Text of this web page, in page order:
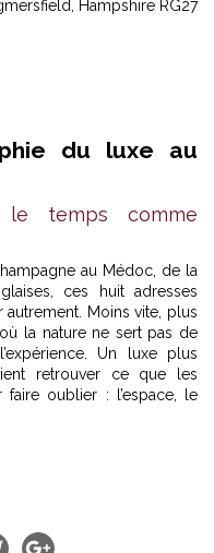
Hampshire RG27
du luxe au
le temps comme
au Médoc, de la
ces huit adresses
Moins vite, plus
la nature ne sert pas de
Un luxe plus
retrouver ce que les
oublier : l’espace, le